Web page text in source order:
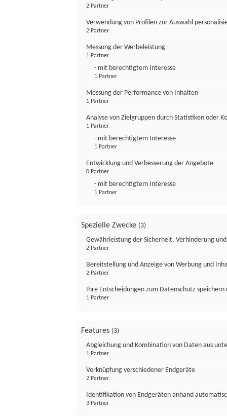
2 Partner
Verwendung von Profilen zur Auswahl
2 Partner
Messung der Werbeleistung
1 Partner
- mit berechtigtem Interesse
1 Partner
Messung der Performance von Inhalten
1 Partner
Analyse von Zielgruppen durch Statistiken oder
1 Partner
- mit berechtigtem Interesse
1 Partner
Entwicklung und Verbesserung der Angebote
0 Partner
- mit berechtigtem Interesse
1 Partner
Spezielle Zwecke (3)
Gewährleistung der Sicherheit, Verhinderung
2 Partner
Bereitstellung und Anzeige von Werbung und
2 Partner
Ihre Entscheidungen zum Datenschutz
1 Partner
Features (3)
Abgleichung und Kombination von Daten aus
1 Partner
Verknüpfung verschiedener Endgeräte
2 Partner
Identifikation von Endgeräten anhand
3 Partner